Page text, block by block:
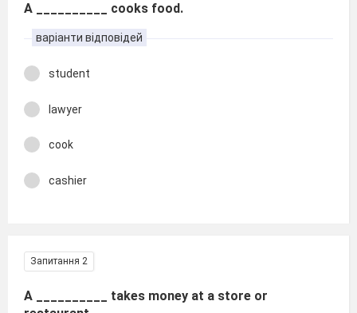
A __________ cooks food.
варіанти відповідей
student
lawyer
cook
cashier
Запитання 2
A __________ takes money at a store or